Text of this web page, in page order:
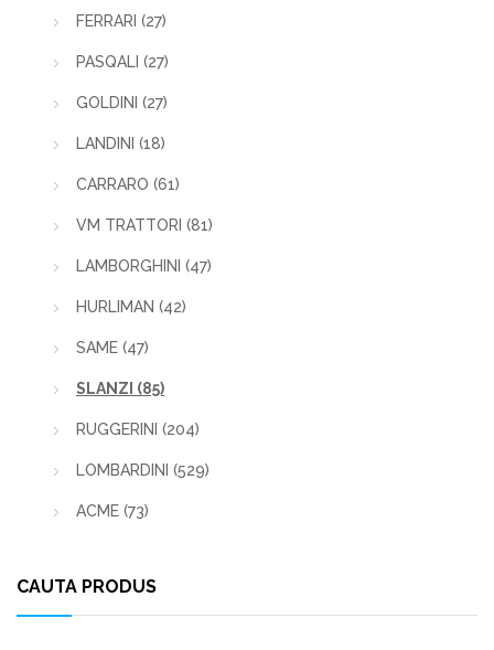
FERRARI (27)
PASQALI (27)
GOLDINI (27)
LANDINI (18)
CARRARO (61)
VM TRATTORI (81)
LAMBORGHINI (47)
HURLIMAN (42)
SAME (47)
SLANZI (85)
RUGGERINI (204)
LOMBARDINI (529)
ACME (73)
CAUTA PRODUS